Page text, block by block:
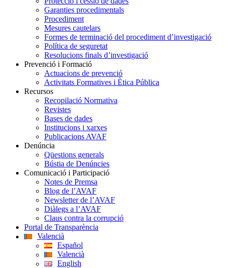
Garanties procedimentals
Procediment
Mesures cautelars
Formes de terminació del procediment d’investigació
Política de seguretat
Resolucions finals d’investigació
Prevenció i Formació
Actuacions de prevenció
Activitats Formatives i Ètica Pública
Recursos
Recopilació Normativa
Revistes
Bases de dades
Institucions i xarxes
Publicacions AVAF
Denúncia
Qüestions generals
Bústia de Denúncies
Comunicació i Participació
Notes de Premsa
Blog de l’AVAF
Newsletter de l’AVAF
Diàlegs a l’AVAF
Claus contra la corrupció
Portal de Transparència
Valencià
Español
Valencià
English